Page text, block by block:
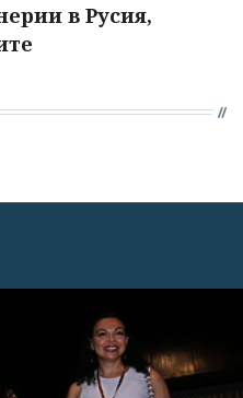
в Русия,